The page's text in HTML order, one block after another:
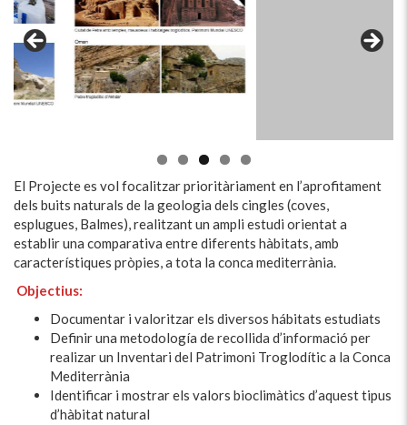
El Projecte es vol focalitzar prioritàriament en l’aprofitament
dels buits naturals de la geologia dels cingles (coves,
esplugues, Balmes), realitzant un ampli estudi orientat a
establir una comparativa entre diferents hàbitats, amb
característiques pròpies, a tota la conca mediterrània.
Objectius:
Documentar i valoritzar els diversos hábitats estudiats
Definir una metodología de recollida d’informació per
realizar un Inventari del Patrimoni Troglodític a la Conca
Mediterrània
Identificar i mostrar els valors bioclimàtics d’aquest tipus
d’hàbitat natural